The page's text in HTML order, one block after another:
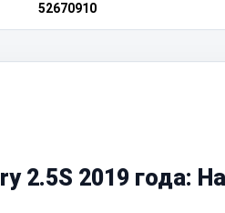
52670910
2.5S 2019 года: